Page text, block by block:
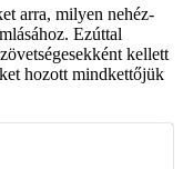
arra, milyen nehéz­
Ezúttal
kellett
hozott mindkettőjük